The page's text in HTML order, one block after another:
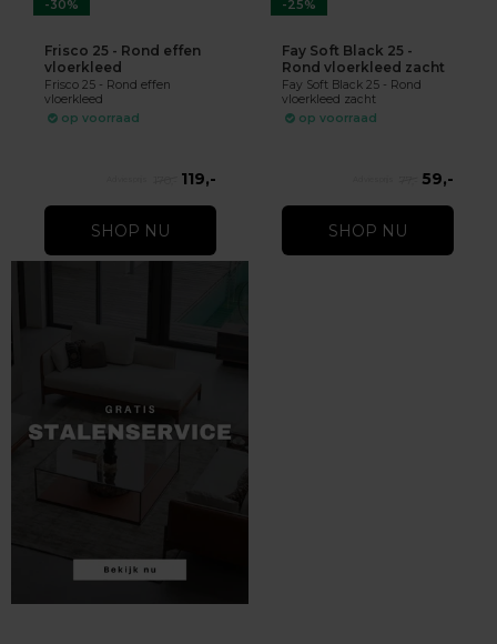
-30%
Frisco 25 - Rond effen
vloerkleed
Frisco 25 - Rond effen
vloerkleed
op voorraad
119,-
SHOP NU
-25%
Fay Soft Black 25 -
Rond vloerkleed zacht
Fay Soft Black 25 - Rond
vloerkleed zacht
op voorraad
59,-
SHOP NU